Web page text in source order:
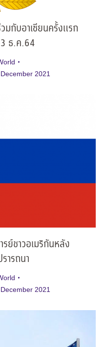
มกับอาเซียนครั้งแรก
3 ธ.ค.64
2021
รย์ชาวอเมริกันหลัง
ารถนา
2021